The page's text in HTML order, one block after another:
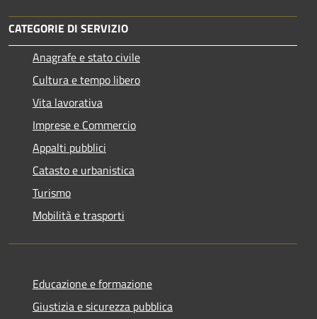
CATEGORIE DI SERVIZIO
Anagrafe e stato civile
Cultura e tempo libero
Vita lavorativa
Imprese e Commercio
Appalti pubblici
Catasto e urbanistica
Turismo
Mobilità e trasporti
Educazione e formazione
Giustizia e sicurezza pubblica